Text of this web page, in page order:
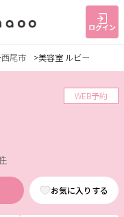
ログイン
の方
テ
ズ
西尾市 美容室 ルビー
お気に入りする
WEB予約